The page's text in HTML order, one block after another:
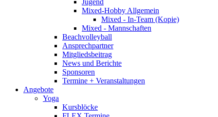
Jugend
Mixed-Hobby Allgemein
Mixed - In-Team (Kopie)
Mixed - Mannschaften
Beachvolleyball
Ansprechpartner
Mitgliedsbeitrag
News und Berichte
Sponsoren
Termine + Veranstaltungen
Angebote
Yoga
Kursblöcke